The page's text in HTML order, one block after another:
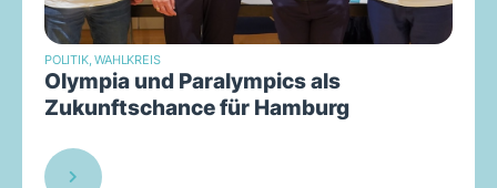
POLITIK,WAHLKREIS
Olympia und Paralympics als
Zukunftschance für Hamburg